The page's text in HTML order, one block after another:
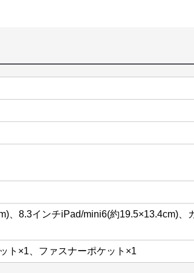
、8.3インチiPad/mini6(約19.5×13.4cm)、
ト×1、ファスナーポケット×1